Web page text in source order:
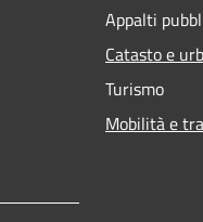
Appalti
Catasto e
Turismo
Mobilità e